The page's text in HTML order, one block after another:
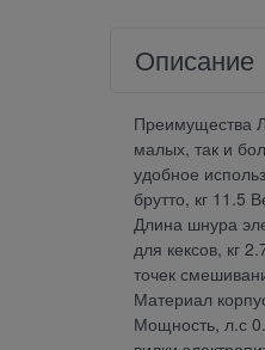
Описание
Преимущества
малых, так и
удобное
брутто, кг 11.5
Длина шнура
для кексов, кг
точек
Материал
Мощность, л.с